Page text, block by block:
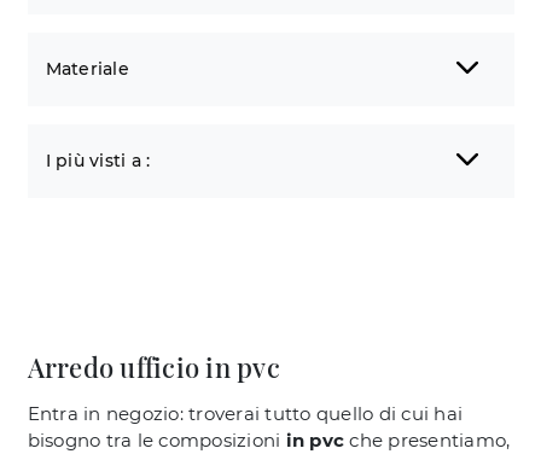
Materiale
I più visti a :
Arredo ufficio in pvc
Entra in negozio: troverai tutto quello di cui hai
bisogno tra le composizioni in pvc che presentiamo,